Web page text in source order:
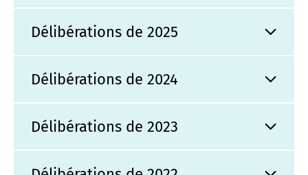
Délibérations de 2025
Délibérations de 2024
Délibérations de 2023